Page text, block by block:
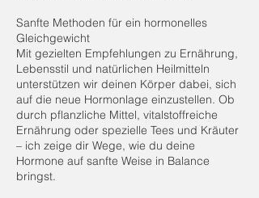
Sanfte Methoden für ein hormonelles
Gleichgewicht
Mit gezielten Empfehlungen zu Ernährung,
Lebensstil und natürlichen Heilmitteln
unterstützen wir deinen Körper dabei, sich
auf die neue Hormonlage einzustellen. Ob
durch pflanzliche Mittel, vitalstoffreiche
Ernährung oder spezielle Tees und Kräuter
– ich zeige dir Wege, wie du deine
Hormone auf sanfte Weise in Balance
bringst.